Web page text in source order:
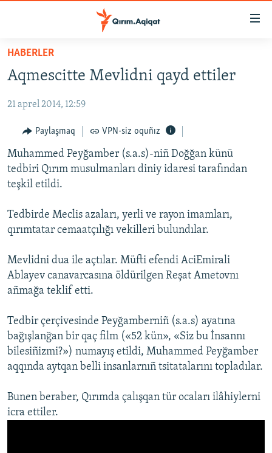
Esas
qaytmaq
navigatsiyağa
qaytmaq
Qıdıruvğa
qaytmaq
SİYASET
İQTİSADİYAT
CEMİYET
MEDENİYET
İNSAN AQLARI
SÜRET
BLOGLAR
FİKİR
Русский
Українською
QOŞULIÑIZ!
RFE/RS bütün saytları
HABERLER
Aqmescitte Mevlidni qayd ettiler
21 aprel 2014, 12:59
Paylaşmaq VPN-siz oquñız
Muhammed Peyğamber (s.a.s)-niñ Doğğan künü
tedbiri Qırım musulmanları diniy idaresi tarafından
teşkil etildi.
Tedbirde Meclis azaları, yerli ve rayon imamları,
qırımtatar cemaatçılığı vekilleri bulundılar.
Mevlidni dua ile açtılar. Müfti efendi AciEmirali
Ablayev canavarcasına öldürilgen Reşat Ametovnı
añmağa teklif etti.
Tedbir çerçivesinde Peyğamberniñ (s.a.s) ayatına
bağışlanğan bir qaç film («52 kün», «Siz bu İnsannı
bilesiñizmi?») numayış etildi, Muhammed Peyğamber
aqqında aytqan belli insanlarnıñ tsitatalarını topladılar.
Bunen beraber, Qırımda çalışqan tür ocaları ilâhiylerni
icra ettiler.